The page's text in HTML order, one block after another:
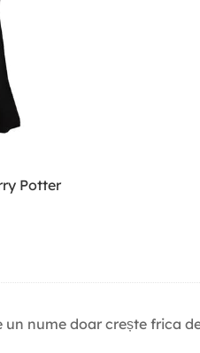
Potter
nume doar crește frica